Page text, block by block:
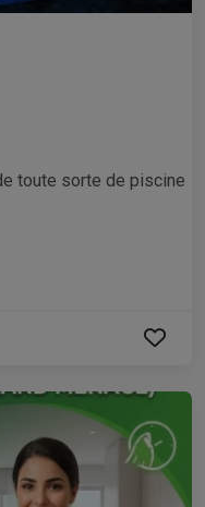
toute sorte de piscine